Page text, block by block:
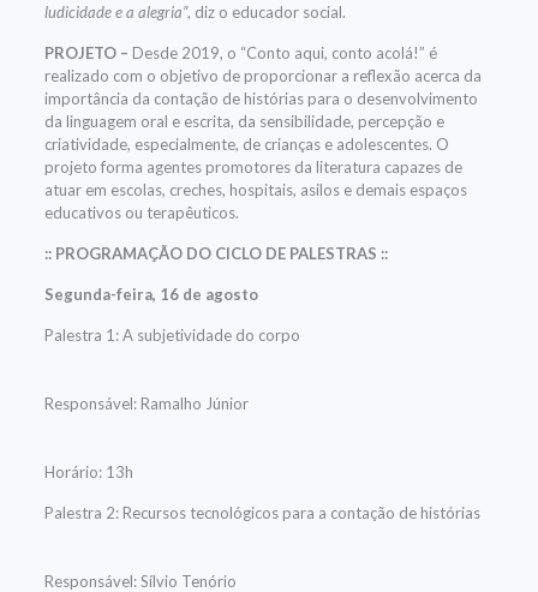
ludicidade e a alegria”, diz o educador social.
PROJETO – Desde 2019, o “Conto aqui, conto acolá!” é
realizado com o objetivo de proporcionar a reflexão acerca da
importância da contação de histórias para o desenvolvimento
da linguagem oral e escrita, da sensibilidade, percepção e
criatividade, especialmente, de crianças e adolescentes. O
projeto forma agentes promotores da literatura capazes de
atuar em escolas, creches, hospitais, asilos e demais espaços
educativos ou terapêuticos.
:: PROGRAMAÇÃO DO CICLO DE PALESTRAS ::
Segunda-feira, 16 de agosto
Palestra 1: A subjetividade do corpo
Responsável: Ramalho Júnior
Horário: 13h
Palestra 2: Recursos tecnológicos para a contação de histórias
Responsável: Sílvio Tenório